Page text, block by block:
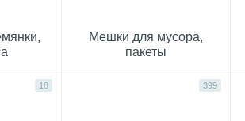
Мешки для мусора,
пакеты
18 399